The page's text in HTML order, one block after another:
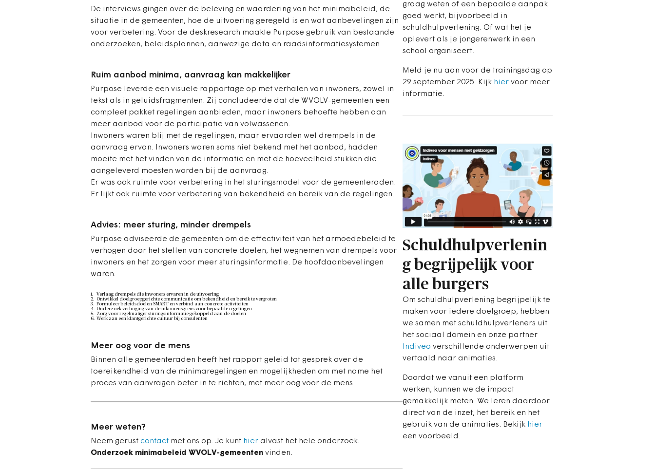
De interviews gingen over de beleving en waardering van het minimabeleid, de
situatie in de gemeenten, hoe de uitvoering geregeld is en wat aanbevelingen zijn
voor verbetering. Voor de deskresearch maakte Purpose gebruik van bestaande
onderzoeken, beleidsplannen, aanwezige data en raadsinformatiesystemen.
Ruim aanbod minima, aanvraag kan makkelijker
Purpose leverde een visuele rapportage op met verhalen van inwoners, zowel in
tekst als in geluidsfragmenten. Zij concludeerde dat de WVOLV-gemeenten een
compleet pakket regelingen aanbieden, maar inwoners behoefte hebben aan
meer aanbod voor de participatie van volwassenen.
Inwoners waren blij met de regelingen, maar ervaarden wel drempels in de
aanvraag ervan. Inwoners waren soms niet bekend met het aanbod, hadden
moeite met het vinden van de informatie en met de hoeveelheid stukken die
aangeleverd moesten worden bij de aanvraag.
Er was ook ruimte voor verbetering in het sturingsmodel voor de gemeenteraden.
Er lijkt ook ruimte voor verbetering van bekendheid en bereik van de regelingen.
Advies: meer sturing, minder drempels
Purpose adviseerde de gemeenten om de effectiviteit van het armoedebeleid te
verhogen door het stellen van concrete doelen, het wegnemen van drempels voor
inwoners en het zorgen voor meer sturingsinformatie. De hoofdaanbevelingen
waren:
Verlaag drempels die inwoners ervaren in de uitvoering
Ontwikkel doelgroepgerichte communicatie om bekendheid en bereik te vergroten
Formuleer beleidsdoelen SMART en verbind aan concrete activiteiten
Onderzoek verhoging van de inkomensgrens voor bepaalde regelingen
Zorg voor regelmatiger sturingsinformatie gekoppeld aan de doelen
Werk aan een klantgerichte cultuur bij consulenten
Meer oog voor de mens
Binnen alle gemeenteraden heeft het rapport geleid tot gesprek over de
toereikendheid van de minimaregelingen en mogelijkheden om met name het
proces van aanvragen beter in te richten, met meer oog voor de mens.
Meer weten?
Neem gerust contact met ons op. Je kunt hier alvast het hele onderzoek:
Onderzoek minimabeleid WVOLV-gemeenten vinden.
graag weten of een bepaalde aanpak
goed werkt, bijvoorbeeld in
schuldhulpverlening. Of wat het je
oplevert als je jongerenwerk in een
school organiseert.
Meld je nu aan voor de trainingsdag op
29 september 2025. Kijk hier voor meer
informatie.
Schuldhulpverlenin
g begrijpelijk voor
alle burgers
Om schuldhulpverlening begrijpelijk te
maken voor iedere doelgroep, hebben
we samen met schuldhulpverleners uit
het sociaal domein en onze partner
Indiveo verschillende onderwerpen uit
vertaald naar animaties.
Doordat we vanuit een platform
werken, kunnen we de impact
gemakkelijk meten. We leren daardoor
direct van de inzet, het bereik en het
gebruik van de animaties. Bekijk hier
een voorbeeld.